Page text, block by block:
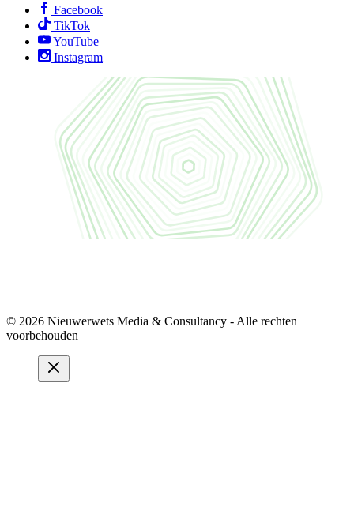
Facebook
TikTok
YouTube
Instagram
© 2026 Nieuwerwets Media & Consultancy - Alle rechten
voorbehouden